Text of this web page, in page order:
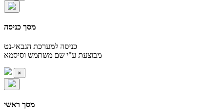
מסך כניסה
כניסה למערכת הגבאי-נט
מבוצעת ע"י שם משתמש וסיסמא
×
מסך ראשי